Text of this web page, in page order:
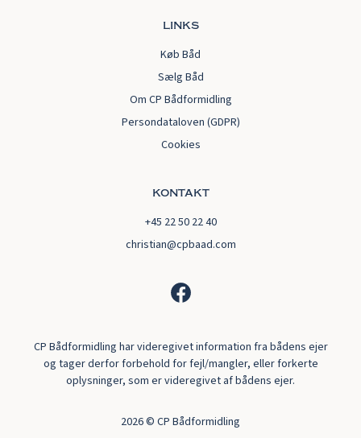
links
Køb Båd
Sælg Båd
Om CP Bådformidling
Persondataloven (GDPR)
Cookies
kontakt
+45 22 50 22 40
christian@cpbaad.com
CP Bådformidling har videregivet information fra bådens ejer
og tager derfor forbehold for fejl/mangler, eller forkerte
oplysninger, som er videregivet af bådens ejer.
2026© CP Bådformidling